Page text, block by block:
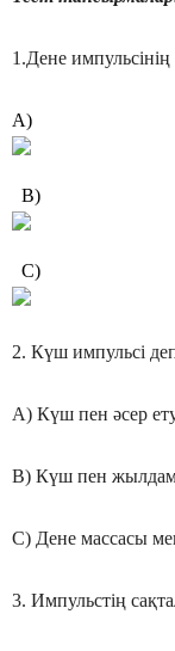
1.Дене
А)
B)
C)
2. Күш импульсі
А) Күш пен әсер
В) Күш пен
С) Дене массасы
3. Импульстің